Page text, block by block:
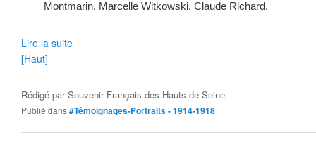
Montmarin, Marcelle Witkowski, Claude Richard.
Lire la suite
[Haut]
Rédigé parSouvenir Français des Hauts-de-Seine
Publié dans#Témoignages-Portraits - 1914-1918